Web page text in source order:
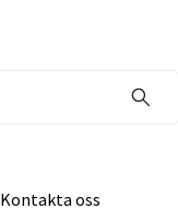
Kontakta oss